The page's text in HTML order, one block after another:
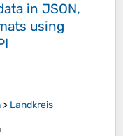
in JSON,
using
> Landkreis